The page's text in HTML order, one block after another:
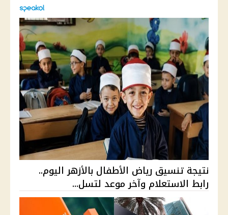
نتيجة تنسيق رياض الأطفال بالأزهر اليوم..
رابط الاستعلام وآخر موعد لتسل...